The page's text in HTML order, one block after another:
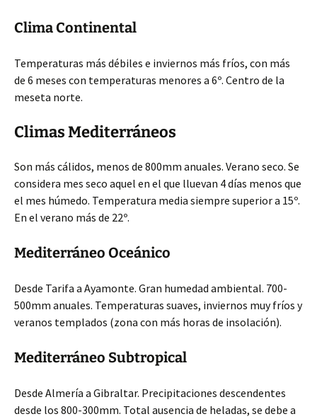
Clima Continental
Temperaturas más débiles e inviernos más fríos, con más
de 6 meses con temperaturas menores a 6º. Centro de la
meseta norte.
Climas Mediterráneos
Son más cálidos, menos de 800mm anuales. Verano seco. Se
considera mes seco aquel en el que lluevan 4 días menos que
el mes húmedo. Temperatura media siempre superior a 15º.
En el verano más de 22º.
Mediterráneo Oceánico
Desde Tarifa a Ayamonte. Gran humedad ambiental. 700-
500mm anuales. Temperaturas suaves, inviernos muy fríos y
veranos templados (zona con más horas de insolación).
Mediterráneo Subtropical
Desde Almería a Gibraltar. Precipitaciones descendentes
desde los 800-300mm. Total ausencia de heladas, se debe a